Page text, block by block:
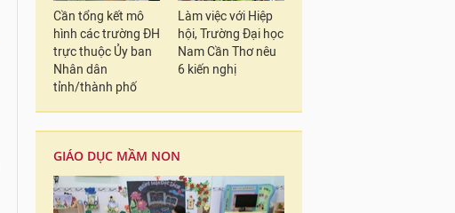
Cần tổng kết mô
hình các trường ĐH
trực thuộc Ủy ban
Nhân dân
tỉnh/thành phố
Làm việc với Hiệp
hội, Trường Đại học
Nam Cần Thơ nêu
6 kiến nghị
GIÁO DỤC MẦM NON